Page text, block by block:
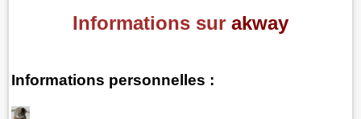
Informations sur akway
Informations personnelles :